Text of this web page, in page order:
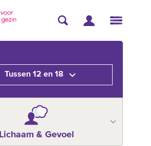
Tussen 12 en 18
Lichaam & Gevoel